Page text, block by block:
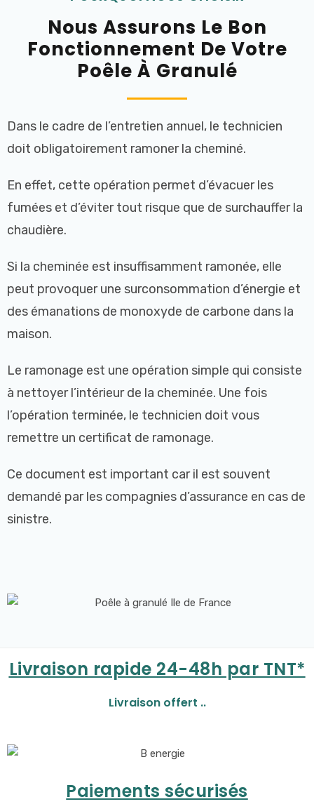
Nous Assurons Le Bon
Fonctionnement De Votre
Poêle À Granulé
Dans le cadre de l’entretien annuel, le technicien
doit obligatoirement ramoner la cheminé.
En effet, cette opération permet d’évacuer les
fumées et d’éviter tout risque que de surchauffer la
chaudière.
Si la cheminée est insuffisamment ramonée, elle
peut provoquer une surconsommation d’énergie et
des émanations de monoxyde de carbone dans la
maison.
Le ramonage est une opération simple qui consiste
à nettoyer l’intérieur de la cheminée. Une fois
l’opération terminée, le technicien doit vous
remettre un certificat de ramonage.
Ce document est important car il est souvent
demandé par les compagnies d’assurance en cas de
sinistre.
Livraison rapide 24-48h par TNT*
Livraison offert ..
Paiements sécurisés